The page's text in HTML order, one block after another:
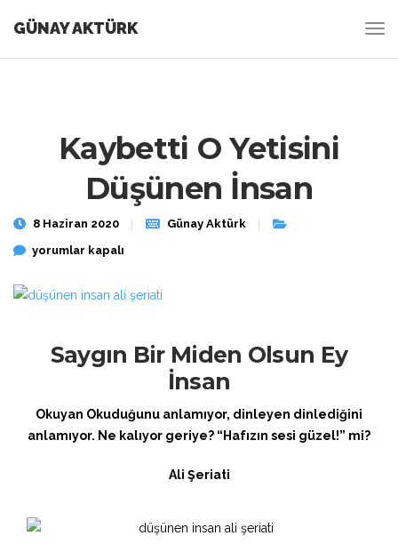
GÜNAY AKTÜRK
Kaybetti O Yetisini
Düşünen İnsan
8 Haziran 2020
Günay Aktürk
Kaybetti O Yetisini Düşünen İnsan için
yorumlar kapalı
Saygın Bir Miden Olsun Ey
İnsan
Okuyan Okuduğunu anlamıyor, dinleyen dinlediğini
anlamıyor. Ne kalıyor geriye? “Hafızın sesi güzel!” mi?
Ali Şeriati